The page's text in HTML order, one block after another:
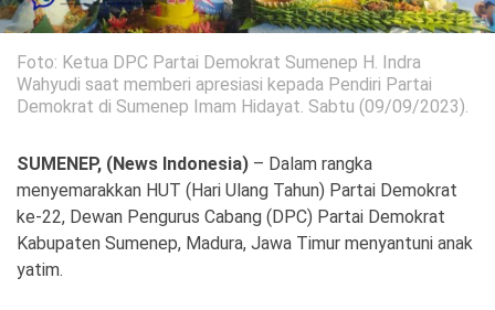
Pendidikan Ilmiah
Teknologi
Sosial Budaya
Wisata
Foto: Ketua DPC Partai Demokrat Sumenep H. Indra
Wahyudi saat memberi apresiasi kepada Pendiri Partai
Demokrat di Sumenep Imam Hidayat. Sabtu (09/09/2023).
SUMENEP, (News Indonesia) – Dalam rangka
menyemarakkan HUT (Hari Ulang Tahun) Partai Demokrat
ke-22, Dewan Pengurus Cabang (DPC) Partai Demokrat
Kabupaten Sumenep, Madura, Jawa Timur menyantuni anak
yatim.